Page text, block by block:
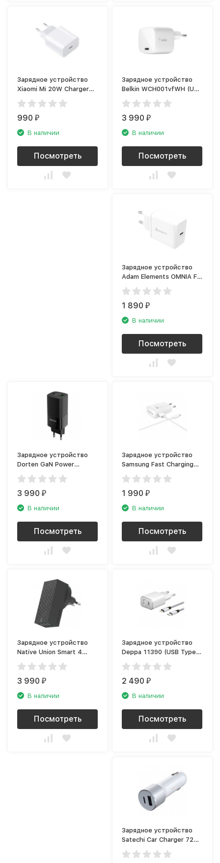
Зарядное устройство
Xiaomi Mi 20W Charger
USB (Type-C) AD201EU
990₽
В наличии
Посмотреть
Зарядное устройство
Belkin WCH001vfWH (USB
Type-C), белый
3 990₽
В наличии
Посмотреть
Зарядное устройство
Adam Elements OMNIA F1
(USB Type-C), белый
1 890₽
В наличии
Посмотреть
Зарядное устройство
Dorten GaN Power
Adapter (2хUSB-C, USB-
A), чёрный
3 990₽
В наличии
Посмотреть
Зарядное устройство
Samsung Fast Charging
EP-TA20EWECGRU, white
1 990₽
В наличии
Посмотреть
Зарядное устройство
Native Union Smart 4
Charger, серый (SM4-
GRY-FB-INT)
3 990₽
В наличии
Посмотреть
Зарядное устройство
Deppa 11390 (USB Type-
C), белый
2 490₽
В наличии
Посмотреть
Зарядное устройство
Satechi Car Charger 72W
(USB Type-C),
серебряный